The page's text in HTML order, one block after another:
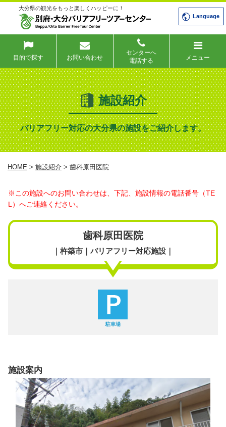
大分県の観光をもっと楽しくハッピーに！
Language
目的で探す お問い合わせ
センターへ
電話する
メニュー
施設紹介
バリアフリー対応の大分県の施設をご紹介します。
HOME > 施設紹介 > 歯科原田医院
※この施設へのお問い合わせは、下記、施設情報の電話番号（TE
L）へご連絡ください。
歯科原田医院
｜杵築市｜バリアフリー対応施設｜
駐車場
施設案内